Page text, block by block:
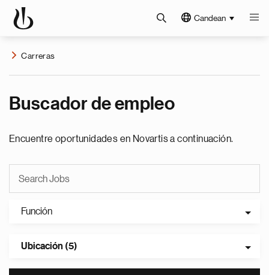
Candean
Carreras
Buscador de empleo
Encuentre oportunidades en Novartis a continuación.
Función
Ubicación (5)